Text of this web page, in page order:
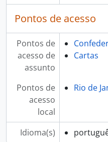
Pontos de acesso
Pontos de
acesso de
assunto
Cartas
Pontos de
acesso
local
Rio de
Idioma(s)